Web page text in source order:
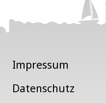
Impressum
Datenschutz